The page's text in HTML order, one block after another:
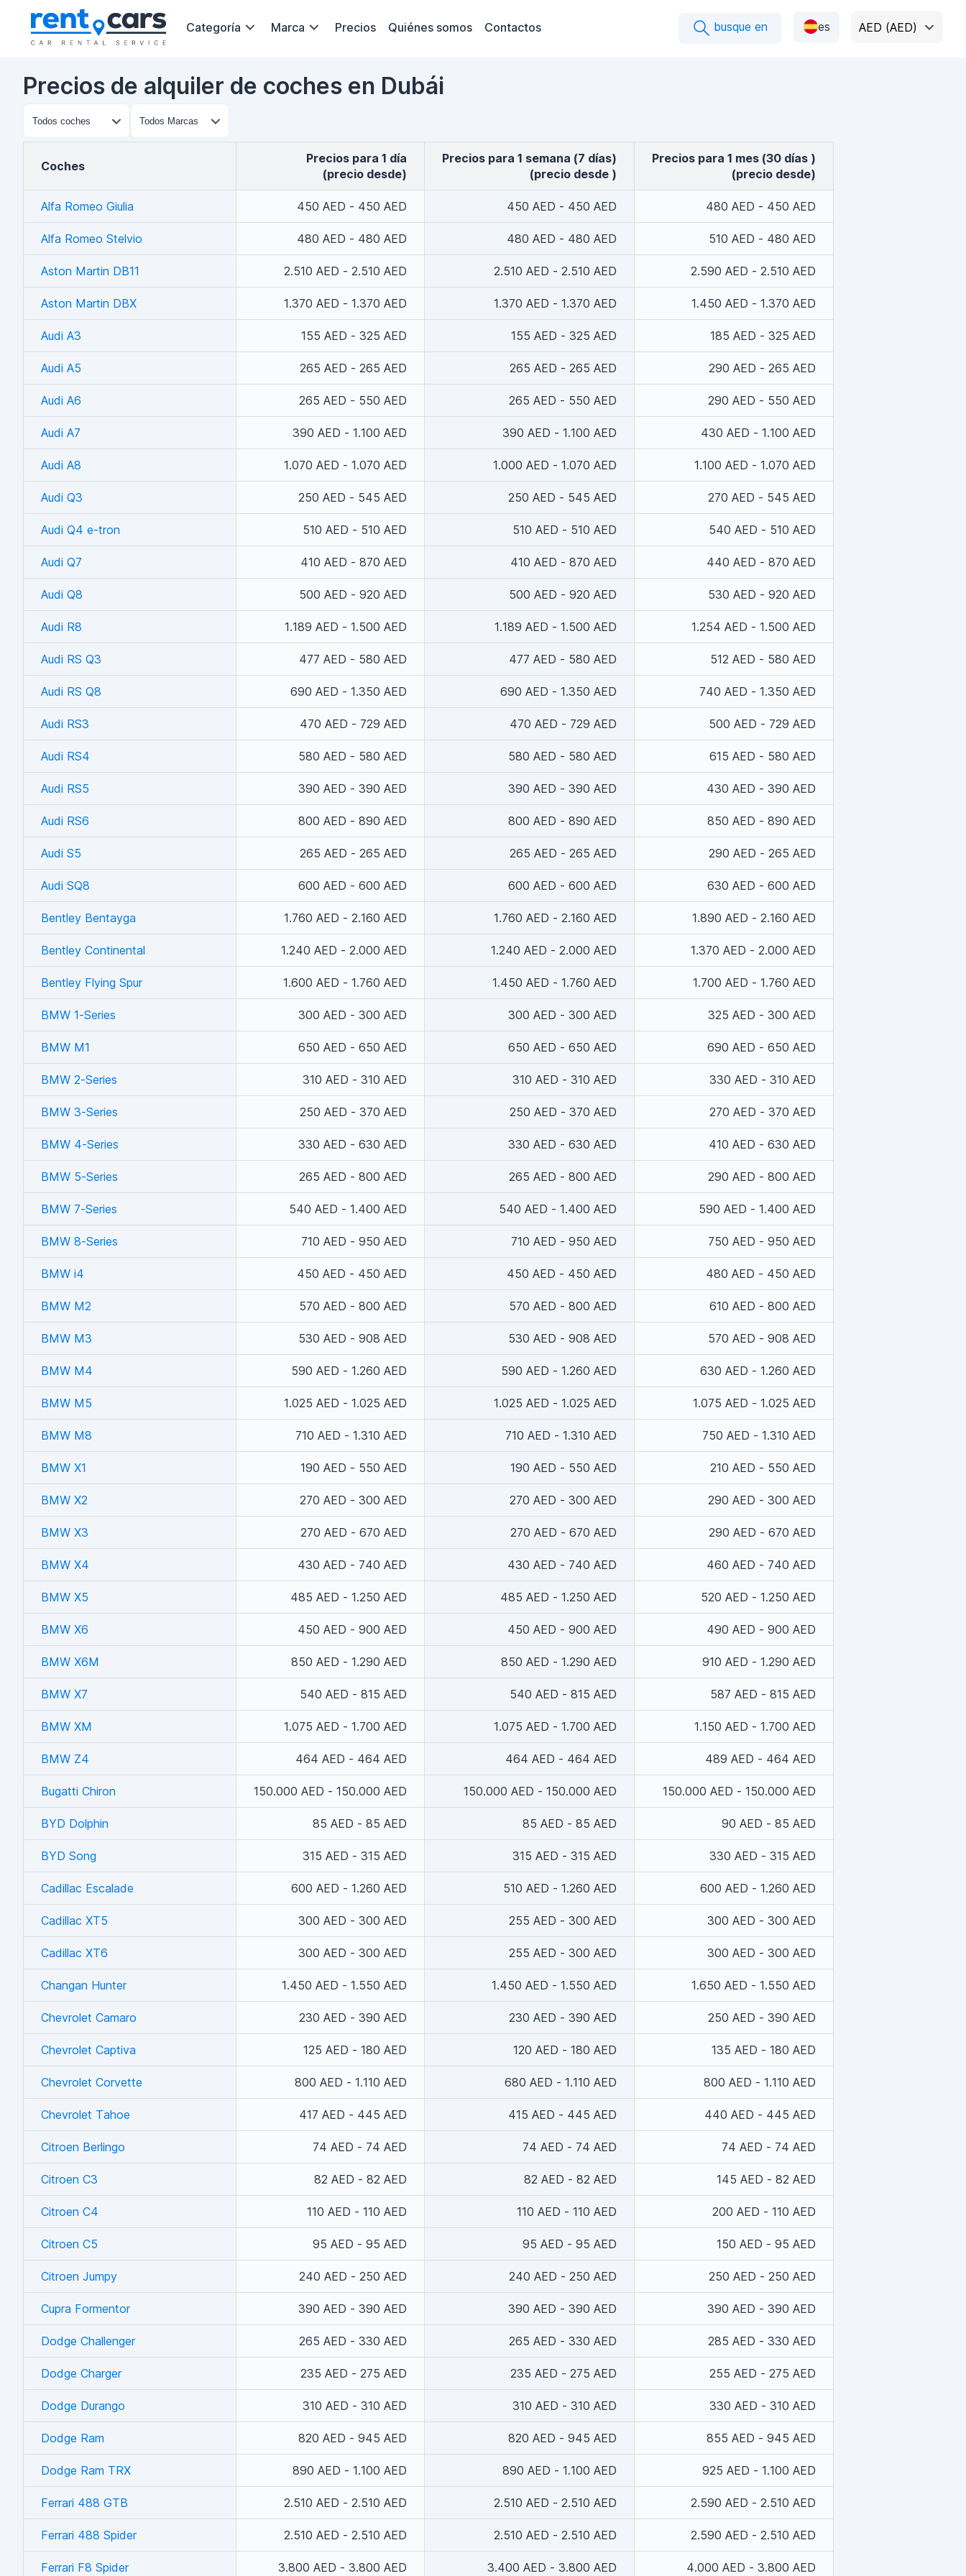
Categoría Marca Precios Quiénes somos Contactos busque en es AED (AED)
Precios de alquiler de coches en Dubái
coches
Precios para 1 día
(precio desde)
Precios para 1 semana (7 días)
(precio desde )
Precios para 1 mes (30 días )
(precio desde)
Alfa Romeo Giulia 450 AED - 450 AED 450 AED - 450 AED 480 AED - 450 AED
Alfa Romeo Stelvio 480 AED - 480 AED 480 AED - 480 AED 510 AED - 480 AED
Aston Martin DB11 2.510 AED - 2.510 AED 2.510 AED - 2.510 AED 2.590 AED - 2.510 AED
Aston Martin DBX 1.370 AED - 1.370 AED 1.370 AED - 1.370 AED 1.450 AED - 1.370 AED
Audi A3 155 AED - 325 AED 155 AED - 325 AED 185 AED - 325 AED
Audi A5 265 AED - 265 AED 265 AED - 265 AED 290 AED - 265 AED
Audi A6 265 AED - 550 AED 265 AED - 550 AED 290 AED - 550 AED
Audi A7 390 AED - 1.100 AED 390 AED - 1.100 AED 430 AED - 1.100 AED
Audi A8 1.070 AED - 1.070 AED 1.000 AED - 1.070 AED 1.100 AED - 1.070 AED
Audi Q3 250 AED - 545 AED 250 AED - 545 AED 270 AED - 545 AED
Audi Q4 e-tron 510 AED - 510 AED 510 AED - 510 AED 540 AED - 510 AED
Audi Q7 410 AED - 870 AED 410 AED - 870 AED 440 AED - 870 AED
Audi Q8 500 AED - 920 AED 500 AED - 920 AED 530 AED - 920 AED
Audi R8 1.189 AED - 1.500 AED 1.189 AED - 1.500 AED 1.254 AED - 1.500 AED
Audi RS Q3 477 AED - 580 AED 477 AED - 580 AED 512 AED - 580 AED
Audi RS Q8 690 AED - 1.350 AED 690 AED - 1.350 AED 740 AED - 1.350 AED
Audi RS3 470 AED - 729 AED 470 AED - 729 AED 500 AED - 729 AED
Audi RS4 580 AED - 580 AED 580 AED - 580 AED 615 AED - 580 AED
Audi RS5 390 AED - 390 AED 390 AED - 390 AED 430 AED - 390 AED
Audi RS6 800 AED - 890 AED 800 AED - 890 AED 850 AED - 890 AED
Audi S5 265 AED - 265 AED 265 AED - 265 AED 290 AED - 265 AED
Audi SQ8 600 AED - 600 AED 600 AED - 600 AED 630 AED - 600 AED
Bentley Bentayga 1.760 AED - 2.160 AED 1.760 AED - 2.160 AED 1.890 AED - 2.160 AED
Bentley Continental 1.240 AED - 2.000 AED 1.240 AED - 2.000 AED 1.370 AED - 2.000 AED
Bentley Flying Spur 1.600 AED - 1.760 AED 1.450 AED - 1.760 AED 1.700 AED - 1.760 AED
BMW 1-Series 300 AED - 300 AED 300 AED - 300 AED 325 AED - 300 AED
BMW M1 650 AED - 650 AED 650 AED - 650 AED 690 AED - 650 AED
BMW 2-Series 310 AED - 310 AED 310 AED - 310 AED 330 AED - 310 AED
BMW 3-Series 250 AED - 370 AED 250 AED - 370 AED 270 AED - 370 AED
BMW 4-Series 330 AED - 630 AED 330 AED - 630 AED 410 AED - 630 AED
BMW 5-Series 265 AED - 800 AED 265 AED - 800 AED 290 AED - 800 AED
BMW 7-Series 540 AED - 1.400 AED 540 AED - 1.400 AED 590 AED - 1.400 AED
BMW 8-Series 710 AED - 950 AED 710 AED - 950 AED 750 AED - 950 AED
BMW i4 450 AED - 450 AED 450 AED - 450 AED 480 AED - 450 AED
BMW M2 570 AED - 800 AED 570 AED - 800 AED 610 AED - 800 AED
BMW M3 530 AED - 908 AED 530 AED - 908 AED 570 AED - 908 AED
BMW M4 590 AED - 1.260 AED 590 AED - 1.260 AED 630 AED - 1.260 AED
BMW M5 1.025 AED - 1.025 AED 1.025 AED - 1.025 AED 1.075 AED - 1.025 AED
BMW M8 710 AED - 1.310 AED 710 AED - 1.310 AED 750 AED - 1.310 AED
BMW X1 190 AED - 550 AED 190 AED - 550 AED 210 AED - 550 AED
BMW X2 270 AED - 300 AED 270 AED - 300 AED 290 AED - 300 AED
BMW X3 270 AED - 670 AED 270 AED - 670 AED 290 AED - 670 AED
BMW X4 430 AED - 740 AED 430 AED - 740 AED 460 AED - 740 AED
BMW X5 485 AED - 1.250 AED 485 AED - 1.250 AED 520 AED - 1.250 AED
BMW X6 450 AED - 900 AED 450 AED - 900 AED 490 AED - 900 AED
BMW X6M 850 AED - 1.290 AED 850 AED - 1.290 AED 910 AED - 1.290 AED
BMW X7 540 AED - 815 AED 540 AED - 815 AED 587 AED - 815 AED
BMW XM 1.075 AED - 1.700 AED 1.075 AED - 1.700 AED 1.150 AED - 1.700 AED
BMW Z4 464 AED - 464 AED 464 AED - 464 AED 489 AED - 464 AED
Bugatti Chiron 150.000 AED - 150.000 AED 150.000 AED - 150.000 AED 150.000 AED - 150.000 AED
BYD Dolphin 85 AED - 85 AED 85 AED - 85 AED 90 AED - 85 AED
BYD Song 315 AED - 315 AED 315 AED - 315 AED 330 AED - 315 AED
Cadillac Escalade 600 AED - 1.260 AED 510 AED - 1.260 AED 600 AED - 1.260 AED
Cadillac XT5 300 AED - 300 AED 255 AED - 300 AED 300 AED - 300 AED
Cadillac XT6 300 AED - 300 AED 255 AED - 300 AED 300 AED - 300 AED
Changan Hunter 1.450 AED - 1.550 AED 1.450 AED - 1.550 AED 1.650 AED - 1.550 AED
Chevrolet Camaro 230 AED - 390 AED 230 AED - 390 AED 250 AED - 390 AED
Chevrolet Captiva 125 AED - 180 AED 120 AED - 180 AED 135 AED - 180 AED
Chevrolet Corvette 800 AED - 1.110 AED 680 AED - 1.110 AED 800 AED - 1.110 AED
Chevrolet Tahoe 417 AED - 445 AED 415 AED - 445 AED 440 AED - 445 AED
Citroen Berlingo 74 AED - 74 AED 74 AED - 74 AED 74 AED - 74 AED
Citroen C3 82 AED - 82 AED 82 AED - 82 AED 145 AED - 82 AED
Citroen C4 110 AED - 110 AED 110 AED - 110 AED 200 AED - 110 AED
Citroen C5 95 AED - 95 AED 95 AED - 95 AED 150 AED - 95 AED
Citroen Jumpy 240 AED - 250 AED 240 AED - 250 AED 250 AED - 250 AED
Cupra Formentor 390 AED - 390 AED 390 AED - 390 AED 390 AED - 390 AED
Dodge Challenger 265 AED - 330 AED 265 AED - 330 AED 285 AED - 330 AED
Dodge Charger 235 AED - 275 AED 235 AED - 275 AED 255 AED - 275 AED
Dodge Durango 310 AED - 310 AED 310 AED - 310 AED 330 AED - 310 AED
Dodge Ram 820 AED - 945 AED 820 AED - 945 AED 855 AED - 945 AED
Dodge Ram TRX 890 AED - 1.100 AED 890 AED - 1.100 AED 925 AED - 1.100 AED
Ferrari 488 GTB 2.510 AED - 2.510 AED 2.510 AED - 2.510 AED 2.590 AED - 2.510 AED
Ferrari 488 Spider 2.510 AED - 2.510 AED 2.510 AED - 2.510 AED 2.590 AED - 2.510 AED
Ferrari F8 Spider 3.800 AED - 3.800 AED 3.400 AED - 3.800 AED 4.000 AED - 3.800 AED